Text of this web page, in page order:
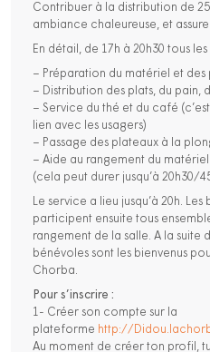
Contribuer à la distribution de
ambiance chaleureuse, et
En détail, de 17h à 20h30 tous les
– Préparation du matériel et des
– Distribution des plats, du pain,
– Service du thé et du café
lien avec les usagers)
– Passage des plateaux à la
– Aide au rangement du
(cela peut durer jusqu’à 20h30/
Le service a lieu jusqu’à 20h.
participent ensuite tous
rangement de la salle. A la suite
bénévoles sont les bienvenus
Chorba.
Pour s’inscrire :
1- Créer son compte sur la
plateforme http://
Au moment de créer ton profil,